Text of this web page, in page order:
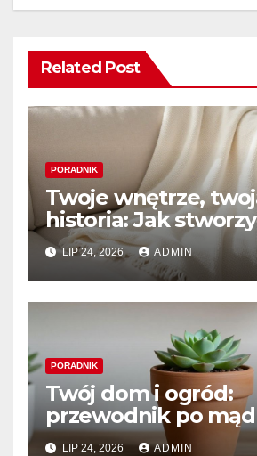
Related Post
PORADNIK
Twoje wnętrze,
historia: Jak
który naprawdę
LIP 24, 2026 ADMIN
PORADNIK
Twój dom i ogród:
przewodnik po
wyborach i trwałym
LIP 24, 2026 ADMIN